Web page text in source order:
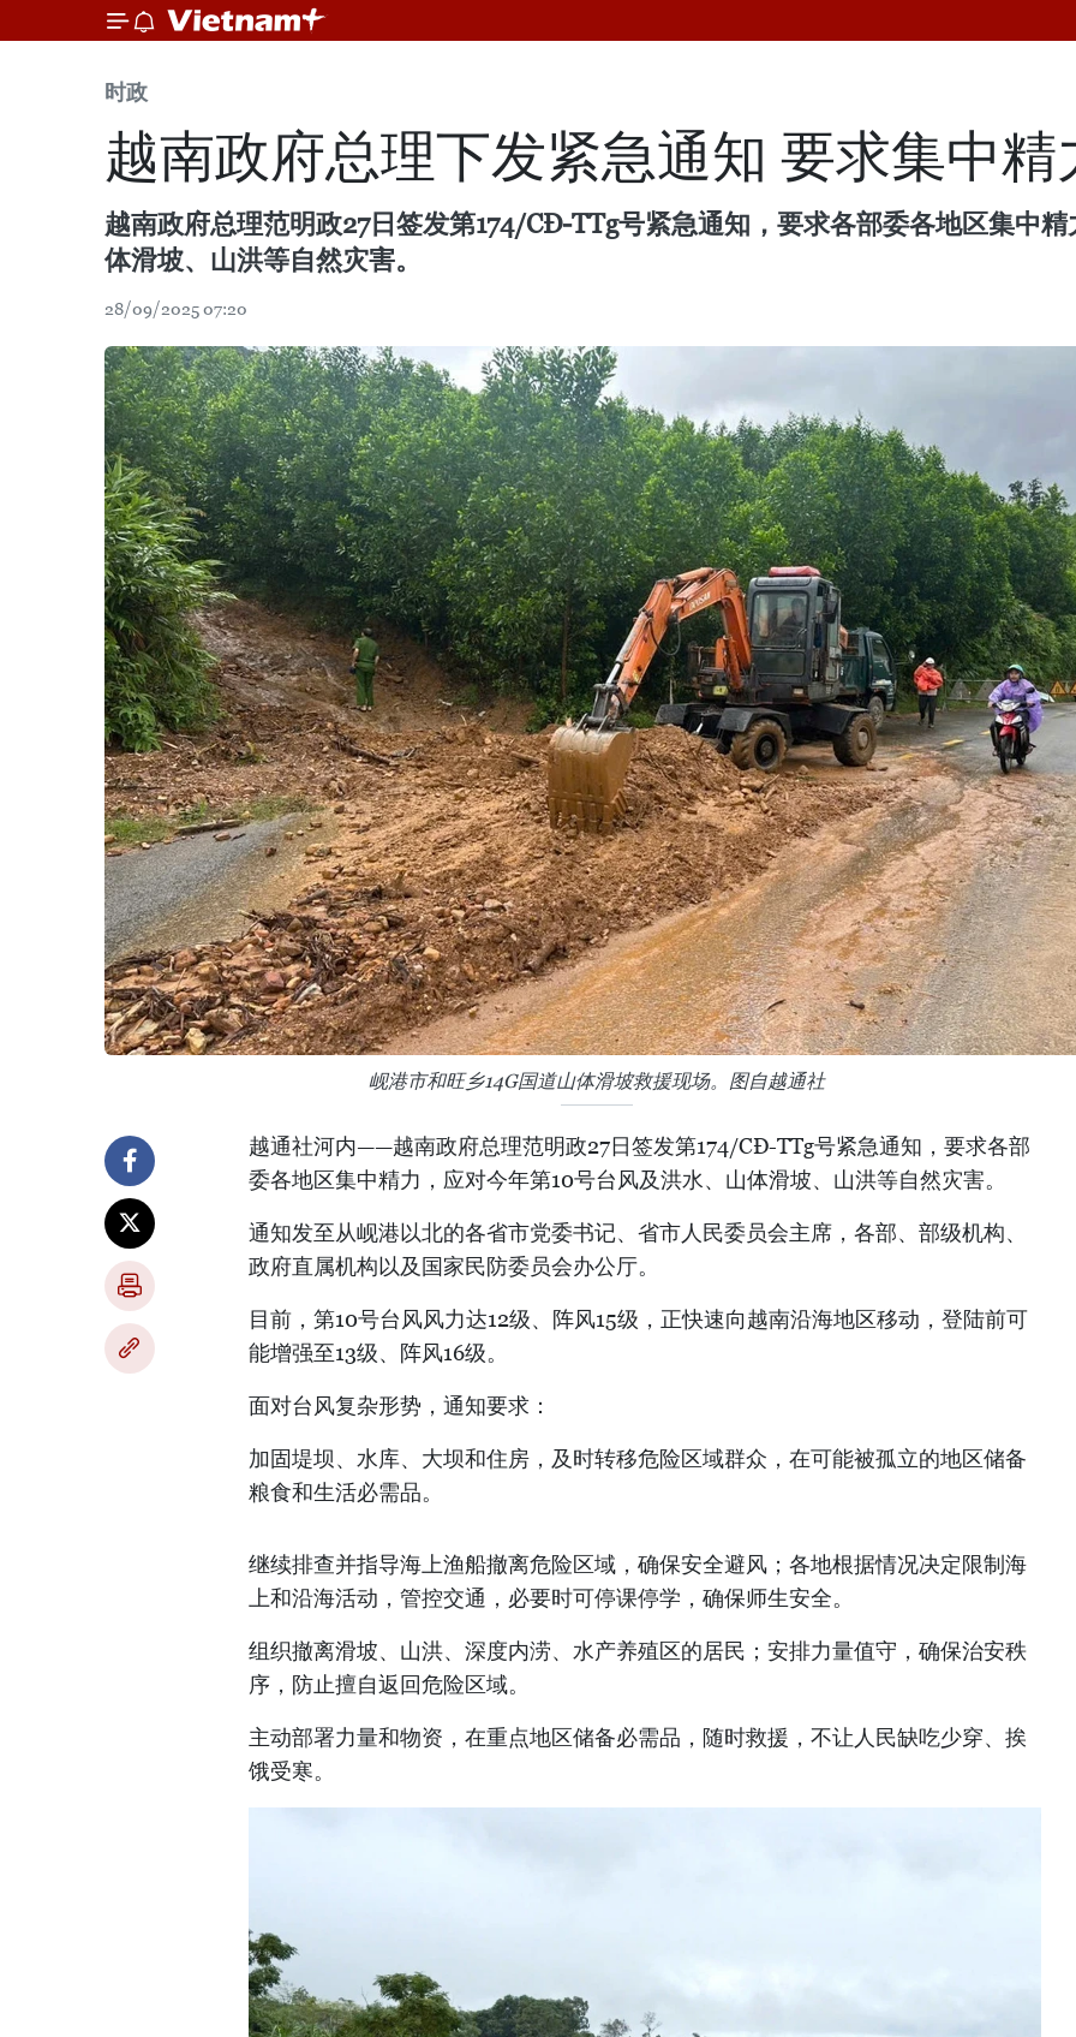
时政
越南政府总理下发紧急通知 要求集中
越南政府总理范明政27日签发第174/CĐ-TTg号紧急通知，要求各部委各地区集中
体滑坡、山洪等自然灾害。
28/09/2025 07:20
岘港市和旺乡14G国道山体滑坡救援现场。图自越通社
越通社河内——越南政府总理范明政27日签发第174/CĐ-TTg号紧急通知，要求各部
委各地区集中精力，应对今年第10号台风及洪水、山体滑坡、山洪等自然灾害。
通知发至从岘港以北的各省市党委书记、省市人民委员会主席，各部、部级机构、
政府直属机构以及国家民防委员会办公厅。
目前，第10号台风风力达12级、阵风15级，正快速向越南沿海地区移动，登陆前可
能增强至13级、阵风16级。
面对台风复杂形势，通知要求：
加固堤坝、水库、大坝和住房，及时转移危险区域群众，在可能被孤立的地区储备
粮食和生活必需品。
继续排查并指导海上渔船撤离危险区域，确保安全避风；各地根据情况决定限制海
上和沿海活动，管控交通，必要时可停课停学，确保师生安全。
组织撤离滑坡、山洪、深度内涝、水产养殖区的居民；安排力量值守，确保治安秩
序，防止擅自返回危险区域。
主动部署力量和物资，在重点地区储备必需品，随时救援，不让人民缺吃少穿、挨
饿受寒。